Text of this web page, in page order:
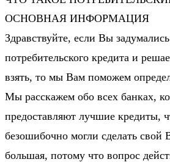
ОСНОВНАЯ ИНФОРМАЦИЯ
Здравствуйте, если Вы
потребительского кредита и
взять, то мы Вам поможем
Мы расскажем обо всех банках,
предоставляют лучшие кредиты,
безошибочно могли сделать свой
большая, потому что вопрос